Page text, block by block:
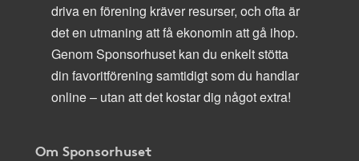
driva en förening kräver resurser, och ofta är
det en utmaning att få ekonomin att gå ihop.
Genom Sponsorhuset kan du enkelt stötta
din favoritförening samtidigt som du handlar
online – utan att det kostar dig något extra!
Om Sponsorhuset